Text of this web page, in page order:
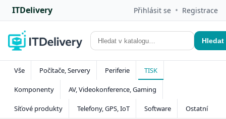
ITDelivery Přihlásit se • Registrace
Hledat
Vše Počítače, Servery Periferie TISK
Komponenty AV, Videokonference, Gaming
Síťové produkty Telefony, GPS, IoT Software Ostatní